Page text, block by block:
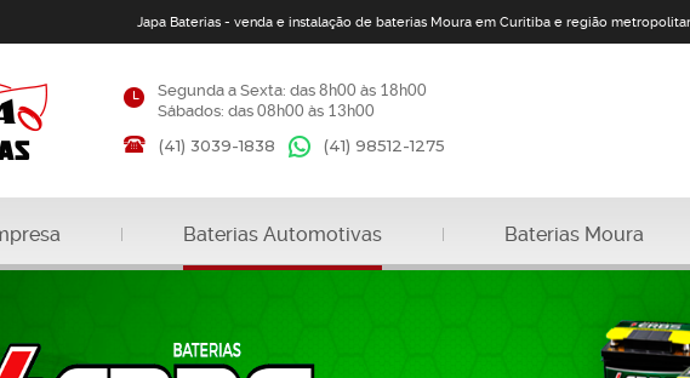
Japa Baterias - venda e instalação de baterias Moura em Curitiba e região
Segunda a Sexta: das 8h00 às 18h00
Sábados: das 08h00 às 13h00
(41) 3039-1838 (41) 98512-1275
Baterias Automotivas Baterias Moura